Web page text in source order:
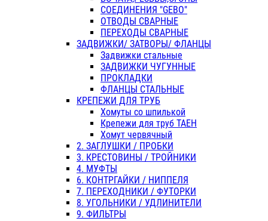
СОЕДИНЕНИЯ "GEBO"
ОТВОДЫ СВАРНЫЕ
ПЕРЕХОДЫ СВАРНЫЕ
ЗАДВИЖКИ/ ЗАТВОРЫ/ ФЛАНЦЫ
Задвижки стальные
ЗАДВИЖКИ ЧУГУННЫЕ
ПРОКЛАДКИ
ФЛАНЦЫ СТАЛЬНЫЕ
КРЕПЕЖИ ДЛЯ ТРУБ
Хомуты со шпилькой
Крепежи для труб ТАЕН
Хомут червячный
2. ЗАГЛУШКИ / ПРОБКИ
3. КРЕСТОВИНЫ / ТРОЙНИКИ
4. МУФТЫ
6. КОНТРГАЙКИ / НИППЕЛЯ
7. ПЕРЕХОДНИКИ / ФУТОРКИ
8. УГОЛЬНИКИ / УДЛИНИТЕЛИ
9. ФИЛЬТРЫ